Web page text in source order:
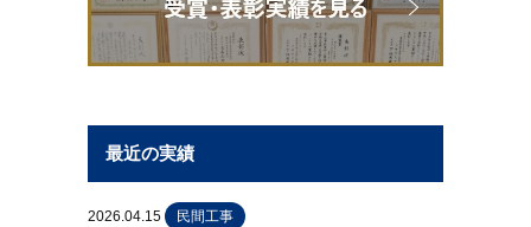
最近の実績
2026.04.15 民間工事